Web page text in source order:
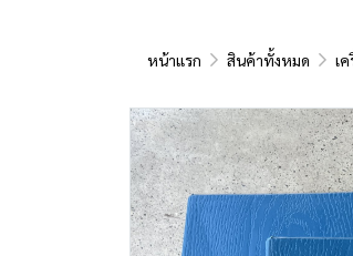
หน้าแรก สินค้าทั้งหมด เ